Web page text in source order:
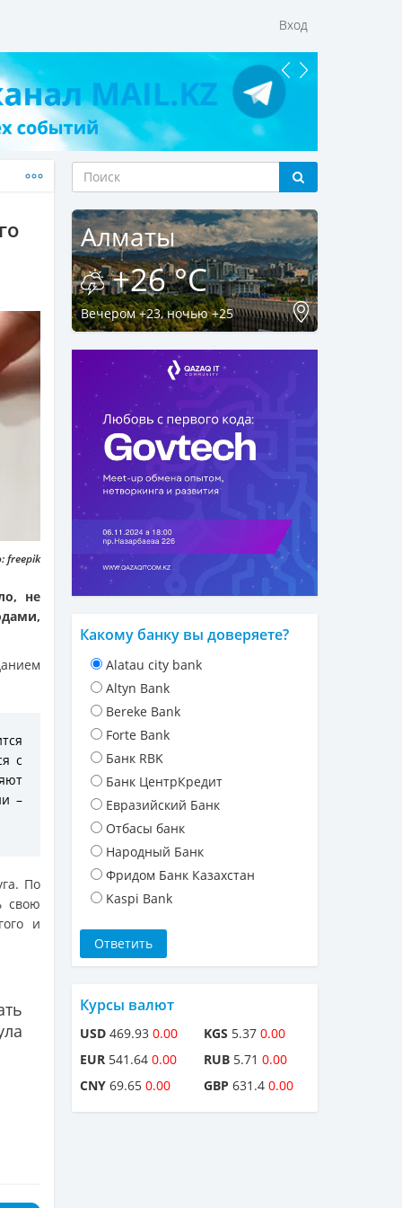
Вход
freepik
не
с
–
По
свою
и
Алматы
+26 °C
Вечером +23, ночью +25
Какому банку вы доверяете?
Alatau city bank
Altyn Bank
Bereke Bank
Forte Bank
Банк RBK
Банк ЦентрКредит
Евразийский Банк
Отбасы банк
Народный Банк
Фридом Банк Казахстан
Kaspi Bank
Курсы валют
USD 469.93 0.00
EUR 541.64 0.00
CNY 69.65 0.00
KGS 5.37 0.00
RUB 5.71 0.00
GBP 631.4 0.00